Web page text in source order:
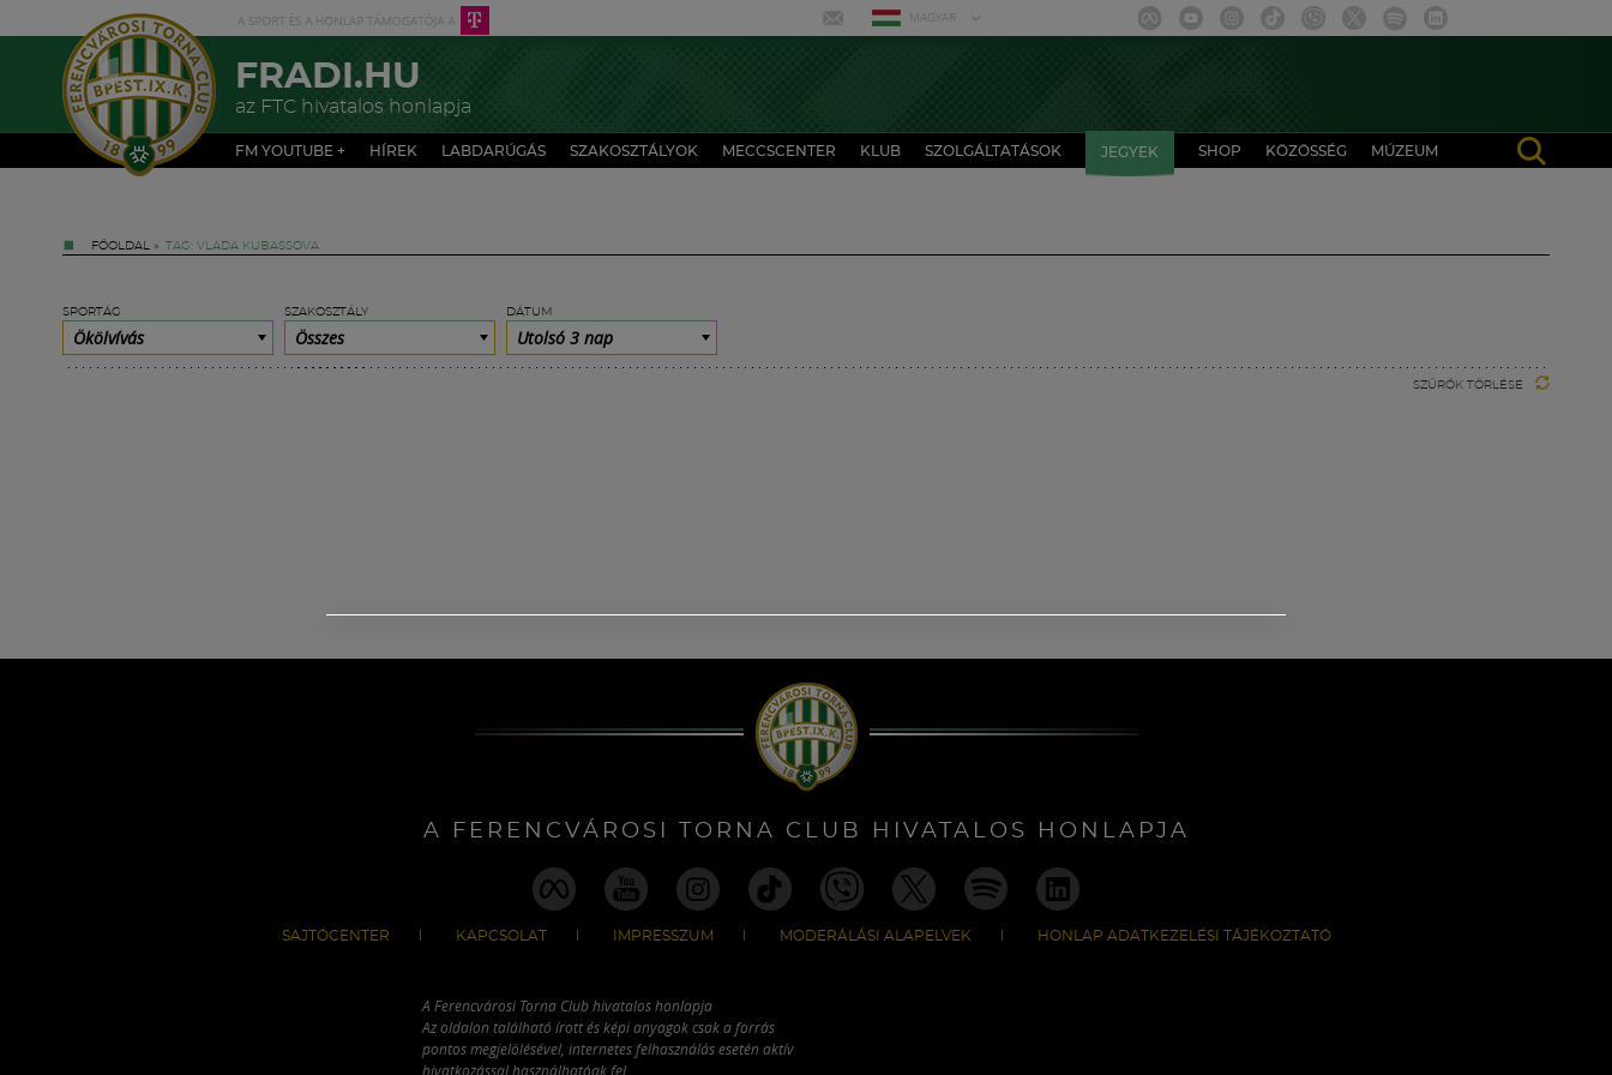
MAGYAR
FRADI.HU
az FTC hivatalos honlapja
FM YOUTUBE + HÍREK LABDARÚGÁS SZAKOSZTÁLYOK MECCSCENTER KLUB SZOLGÁLTATÁSOK JEGYEK SHOP KÖZÖSSÉG MÚZEUM
FŐOLDAL » TAG: VLADA KUBASSOVA
SPORTÁG
Ökölvívás
SZAKOSZTÁLY
Összes
DÁTUM
Utolsó 3 nap
SZŰRŐK TÖRLÉSE
A FERENCVÁROSI TORNA CLUB HIVATALOS HONLAPJA
SAJTÓCENTER KAPCSOLAT IMPRESSZUM MODERÁLÁSI ALAPELVEK HONLAP ADATKEZELÉSI TÁJÉKOZTATÓ
A Ferencvárosi Torna Club hivatalos honlapja
Az oldalon található írott és képi anyagok csak a forrás
pontos megjelölésével, internetes felhasználás esetén aktív
hivatkozással használhatóak fel.